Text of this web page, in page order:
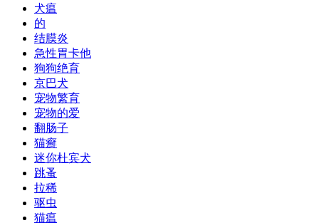
犬瘟
的
结膜炎
急性胃卡他
狗狗绝育
京巴犬
宠物繁育
宠物的爱
翻肠子
猫癣
迷你杜宾犬
跳蚤
拉稀
驱虫
猫瘟